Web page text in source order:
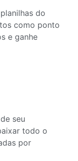
do
como ponto
e ganhe
seu
todo o
por